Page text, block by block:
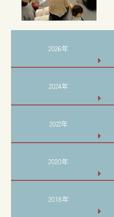
2026年
2024年
2022年
2020年
2018年